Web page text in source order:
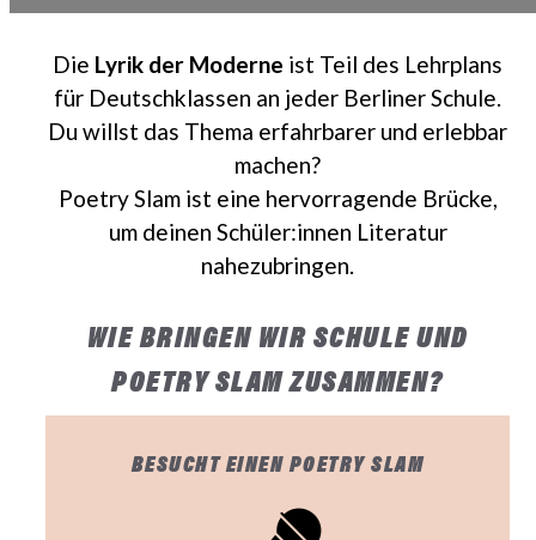
Die Lyrik der Moderne ist Teil des Lehrplans
für Deutschklassen an jeder Berliner Schule.
Du willst das Thema erfahrbarer und erlebbar
machen?
Poetry Slam ist eine hervorragende Brücke,
um deinen Schüler:innen Literatur
nahezubringen.
WIE BRINGEN WIR SCHULE UND
POETRY SLAM ZUSAMMEN?
BESUCHT EINEN POETRY SLAM